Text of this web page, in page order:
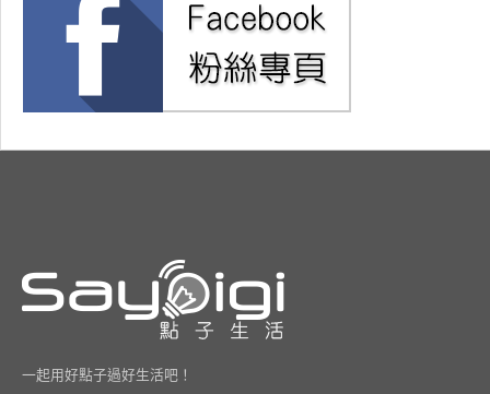
一起用好點子過好生活吧！